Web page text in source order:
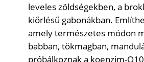
leveles zöldségekben, a
kiőrlésű gabonákban.
amely természetes módon
babban, tökmagban,
próbálkoznak a koenzim-